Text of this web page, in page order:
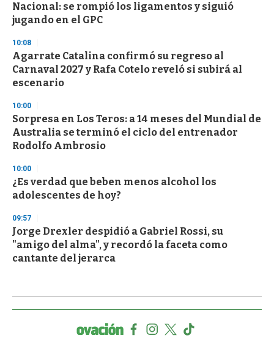
Nacional: se rompió los ligamentos y siguió
jugando en el GPC
10:08
Agarrate Catalina confirmó su regreso al
Carnaval 2027 y Rafa Cotelo reveló si subirá al
escenario
10:00
Sorpresa en Los Teros: a 14 meses del Mundial de
Australia se terminó el ciclo del entrenador
Rodolfo Ambrosio
10:00
¿Es verdad que beben menos alcohol los
adolescentes de hoy?
09:57
Jorge Drexler despidió a Gabriel Rossi, su
"amigo del alma", y recordó la faceta como
cantante del jerarca